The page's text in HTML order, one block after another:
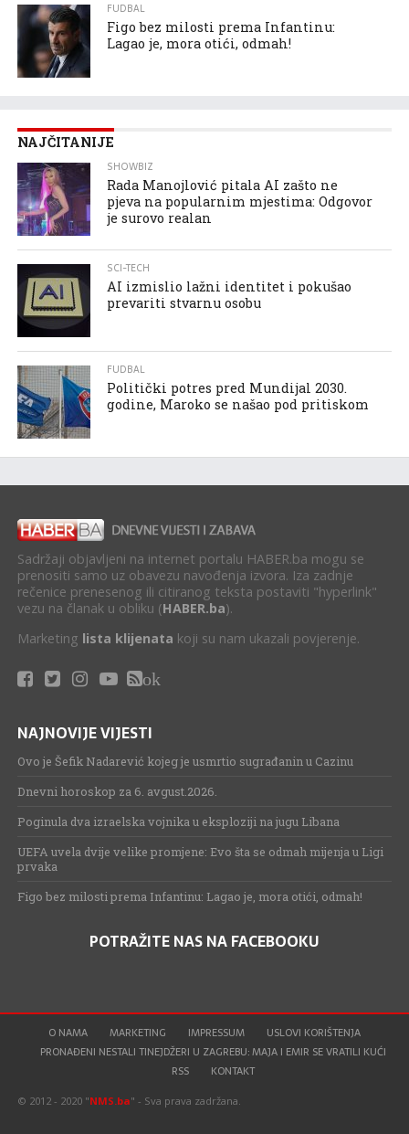
FUDBAL
Figo bez milosti prema Infantinu:
Lagao je, mora otići, odmah!
NAJČITANIJE
SHOWBIZ
Rada Manojlović pitala AI zašto ne
pjeva na popularnim mjestima: Odgovor
je surovo realan
SCI-TECH
AI izmislio lažni identitet i pokušao
prevariti stvarnu osobu
FUDBAL
Politički potres pred Mundijal 2030.
godine, Maroko se našao pod pritiskom
Sadržaji objavljeni na internet portalu HABER.ba mogu se
prenositi samo uz obavezu navođenja izvora. Iza zadnje
rečenice prenesenog ili citiranog teksta postaviti "hyperlink"
vezu na članak u obliku (HABER.ba).
Marketing lista klijenata koji su nam ukazali povjerenje.
ok
NAJNOVIJE VIJESTI
Ovo je Šefik Nadarević kojeg je usmrtio sugrađanin u Cazinu
Dnevni horoskop za 6. avgust.2026.
Poginula dva izraelska vojnika u eksploziji na jugu Libana
UEFA uvela dvije velike promjene: Evo šta se odmah mijenja u Ligi
prvaka
Figo bez milosti prema Infantinu: Lagao je, mora otići, odmah!
POTRAŽITE NAS NA FACEBOOKU
O NAMA MARKETING IMPRESSUM
USLOVI KORIŠTENJA
PRONAĐENI NESTALI TINEJDŽERI U ZAGREBU: MAJA I EMIR SE VRATILI KUĆI
RSS
KONTAKT
© 2012 - 2020 "NMS.ba" - Sva prava zadržana.